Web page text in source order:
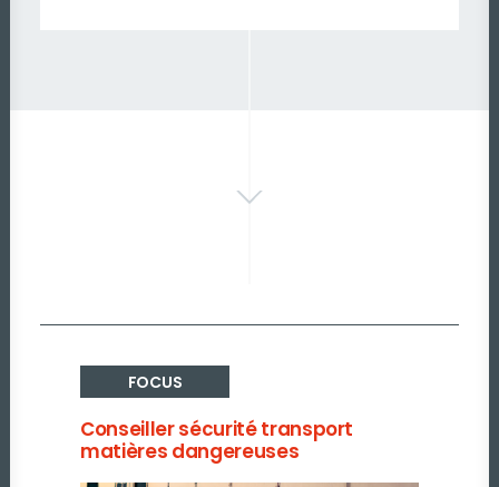
FOCUS
Conseiller sécurité transport
matières dangereuses